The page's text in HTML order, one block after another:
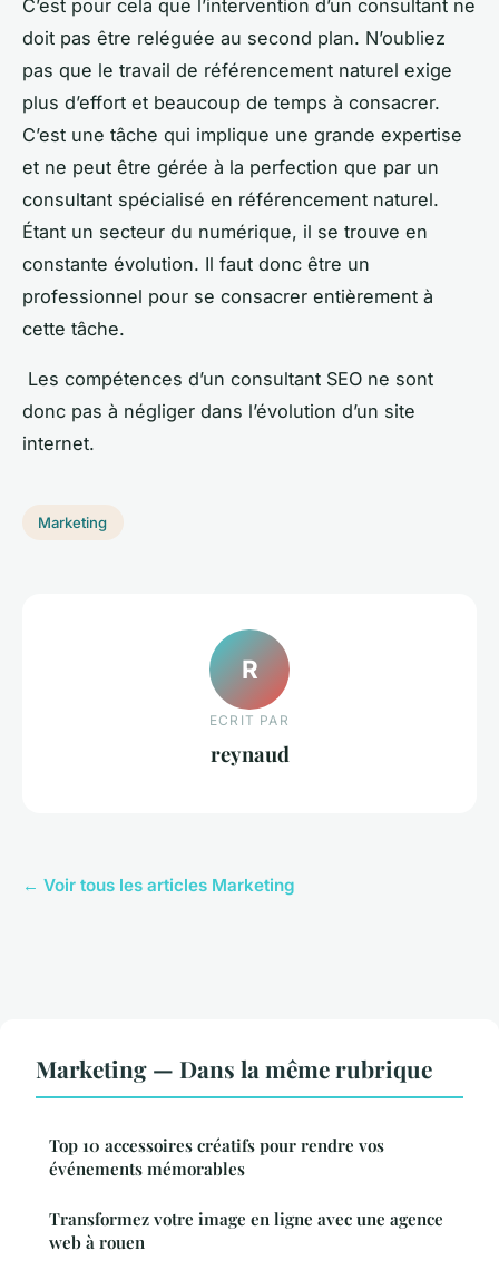
C’est pour cela que l’intervention d’un consultant ne
doit pas être reléguée au second plan. N’oubliez
pas que le travail de référencement naturel exige
plus d’effort et beaucoup de temps à consacrer.
C’est une tâche qui implique une grande expertise
et ne peut être gérée à la perfection que par un
consultant spécialisé en référencement naturel.
Étant un secteur du numérique, il se trouve en
constante évolution. Il faut donc être un
professionnel pour se consacrer entièrement à
cette tâche.
Les compétences d’un consultant SEO ne sont
donc pas à négliger dans l’évolution d’un site
internet.
Marketing
R
ECRIT PAR
reynaud
← Voir tous les articles Marketing
Marketing — Dans la même rubrique
Top 10 accessoires créatifs pour rendre vos
événements mémorables
Transformez votre image en ligne avec une agence
web à rouen